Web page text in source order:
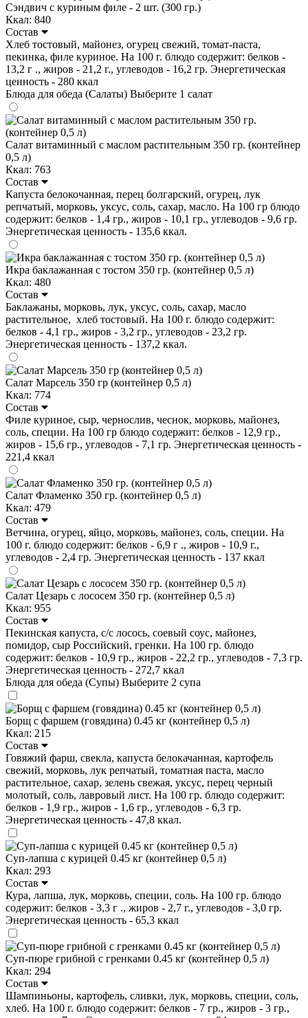
Сэндвич с куриным филе - 2 шт. (300 гр.)
Ккал: 840
Состав
Хлеб тостовый, майонез, огурец свежий, томат-паста,
пекинка, филе куриное. На 100 г. блюдо содержит: белков -
13,2 г ., жиров - 21,2 г., углеводов - 16,2 гр. Энергетическая
ценность - 280 ккал
Блюда для обеда (Салаты) Выберите 1 салат
Салат витаминный с маслом растительным 350 гр. (контейнер
0,5 л)
Ккал: 763
Состав
Капуста белокочанная, перец болгарский, огурец, лук
репчатый, морковь, уксус, соль, сахар, масло. На 100 гр блюдо
содержит: белков - 1,4 гр., жиров - 10,1 гр., углеводов - 9,6 гр.
Энергетическая ценность - 135,6 ккал.
Икра баклажанная с тостом 350 гр. (контейнер 0,5 л)
Ккал: 480
Состав
Баклажаны, морковь, лук, уксус, соль, сахар, масло
растительное, хлеб тостовый. На 100 г. блюдо содержит:
белков - 4,1 гр., жиров - 3,2 гр., углеводов - 23,2 гр.
Энергетическая ценность - 137,2 ккал.
Салат Марсель 350 гр (контейнер 0,5 л)
Ккал: 774
Состав
Филе куриное, сыр, чернослив, чеснок, морковь, майонез,
соль, специи. На 100 гр блюдо содержит: белков - 12,9 гр.,
жиров - 15,6 гр., углеводов - 7,1 гр. Энергетическая ценность -
221,4 ккал
Салат Фламенко 350 гр. (контейнер 0,5 л)
Ккал: 479
Состав
Ветчина, огурец, яйцо, морковь, майонез, соль, специи. На
100 г. блюдо содержит: белков - 6,9 г ., жиров - 10,9 г.,
углеводов - 2,4 гр. Энергетическая ценность - 137 ккал
Салат Цезарь с лососем 350 гр. (контейнер 0,5 л)
Ккал: 955
Состав
Пекинская капуста, с/с лосось, соевый соус, майонез,
помидор, сыр Российский, гренки. На 100 гр. блюдо
содержит: белков - 10,9 гр., жиров - 22,2 гр., углеводов - 7,3 гр.
Энергетическая ценность - 272,7 ккал
Блюда для обеда (Супы) Выберите 2 супа
Борщ с фаршем (говядина) 0.45 кг (контейнер 0,5 л)
Ккал: 215
Состав
Говяжий фарш, свекла, капуста белокачанная, картофель
свежий, морковь, лук репчатый, томатная паста, масло
растительное, сахар, зелень свежая, уксус, перец черный
молотый, соль, лавровый лист. На 100 гр. блюдо содержит:
белков - 1,9 гр., жиров - 1,6 гр., углеводов - 6,3 гр.
Энергетическая ценность - 47,8 ккал.
Суп-лапша с курицей 0.45 кг (контейнер 0,5 л)
Ккал: 293
Состав
Кура, лапша, лук, морковь, специи, соль. На 100 гр. блюдо
содержит: белков - 3,3 г ., жиров - 2,7 г., углеводов - 3,0 гр.
Энергетическая ценность - 65,3 ккал
Суп-пюре грибной с гренками 0.45 кг (контейнер 0,5 л)
Ккал: 294
Состав
Шампиньоны, картофель, сливки, лук, морковь, специи, cоль,
хлеб. На 100 г. блюдо содержит: белков - 7 гр., жиров - 3 гр.,